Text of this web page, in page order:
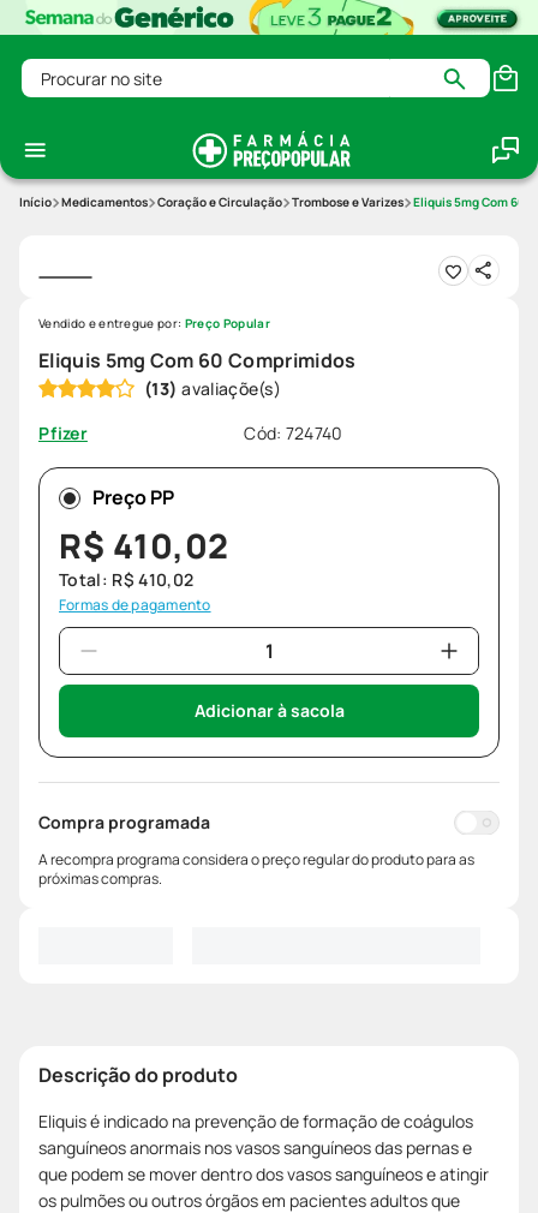
Procurar no site
Medicamentos Coração e Circulação Trombose e Varizes Eliquis 5mg Com 60
Eliquis 5mg Com 60 Comprimidos
(13)
Pfizer
Cód: 724740
Vendido e entregue por: Preço Popular
Preço PP
R$ 410,02
Total: R$ 410,02
Formas de pagamento
Adicionar à sacola
Compra programada
A recompra programa considera o preço regular do produto para as
próximas compras.
Descrição do produto
Eliquis é indicado na prevenção de formação de coágulos
sanguíneos anormais nos vasos sanguíneos das pernas e
que podem se mover dentro dos vasos sanguíneos e atingir
os pulmões ou outros órgãos em pacientes adultos que